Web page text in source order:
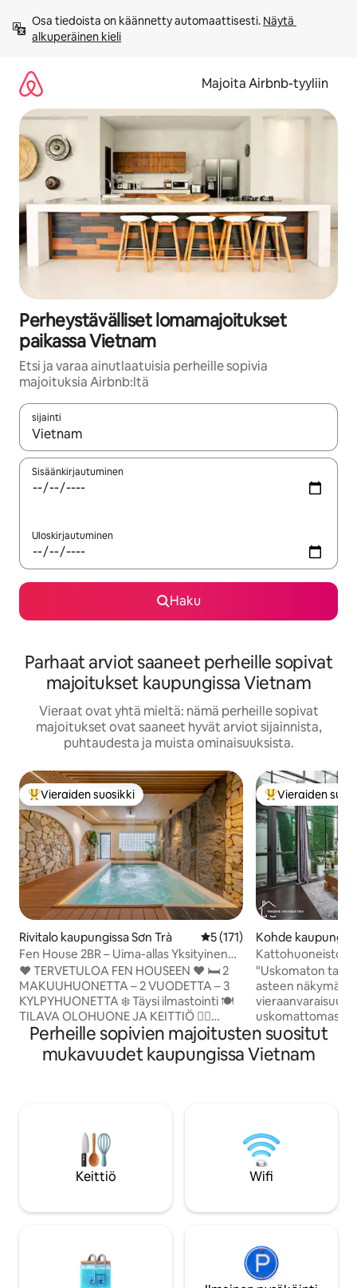
sisältö
väliin
Osa tiedoista on käännetty automaattisesti. Näytä
alkuperäinen kieli
Majoita Airbnb-tyyliin
Perheystävälliset lomamajoitukset
paikassa Vietnam
Etsi ja varaa ainutlaatuisia perheille sopivia
majoituksia Airbnb:ltä
sijainti
Kun tulokset ovat saatavilla, navigoi ylös- ja alas-
Sisäänkirjautuminen
Uloskirjautuminen
Haku
Parhaat arviot saaneet perheille sopivat
majoitukset kaupungissa Vietnam
Vieraat ovat yhtä mieltä: nämä perheille sopivat
majoitukset ovat saaneet hyvät arviot sijainnista,
puhtaudesta ja muista ominaisuuksista.
Vieraiden suosikkien parhaimmistoa
Vieraiden suosikki
Rivitalo kaupungissa Sơn Trà Keskimääräinen arvio 5/5,
5 (171)
Fen House 2BR – Uima-allas Yksityinen
Cool- BBQ – Lähellä rantaa
❤️ TERVETULOA FEN HOUSEEN ❤️ 🛏️ 2
MAKUUHUONETTA – 2 VUODETTA – 3
KYLPYHUONETTA ❄️ Täysi ilmastointi 🍽️
TILAVA OLOHUONE JA KEITTIÖ 🏊‍♂️
YKSITYINEN UPEA UIMALLEN 6
HIERONTAISTUIMELLA 💧 PUHDAS
VESIJÄRJESTELMÄ, JOKA VARMISTAA
vähintään 4 yötä (ennen klo 22.00) ❤️
Moderni ja kodikas tyylimme sopii
täydellisesti kaveriporukalle,
työtovereille tai perheelle, joka etsii
ranta 5 minuutin kävelymatkan päässä
Vieraiden
Vieraiden
Kohde
ếm
"Uskomaton talo,
asteen näkymä ja
vieraanvaraisuus"
uskomattomasta
neliömetrin loft
Ilmainen
kävelymatka
turvallinen
ruokalista ja
myytävänä
Perheille sopivien majoitusten suositut
mukavuudet kaupungissa Vietnam
Keittiö Wifi